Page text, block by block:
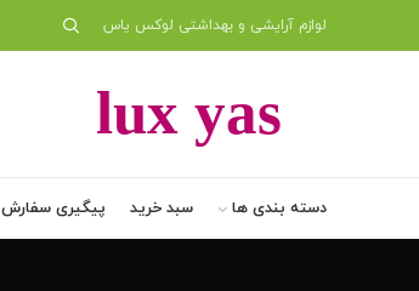
لوازم آرایشی و بهداشتی لوکس یاس
دسته بندی ها سبد خرید پیگیری سفارش